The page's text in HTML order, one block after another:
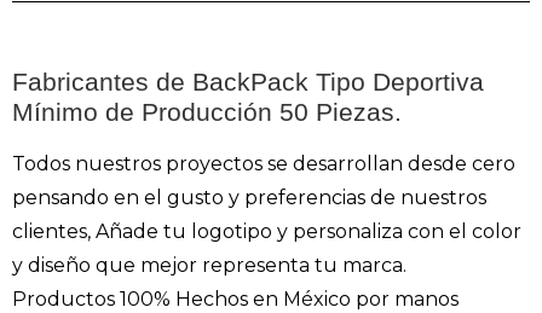
Fabricantes de BackPack Tipo Deportiva
Mínimo de Producción 50 Piezas.
Todos nuestros proyectos se desarrollan desde cero
pensando en el gusto y preferencias de nuestros
clientes, Añade tu logotipo y personaliza con el color
y diseño que mejor representa tu marca.
Productos 100% Hechos en México por manos